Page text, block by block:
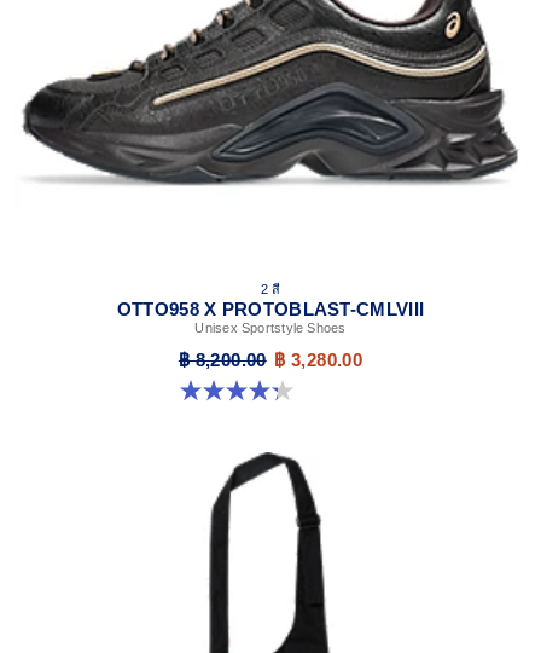
2 สี
OTTO958 X PROTOBLAST-CMLVIII
Unisex Sportstyle Shoes
฿ 8,200.00 ฿ 3,280.00
4.3 จาก 5 ดาว 12 รีวิว